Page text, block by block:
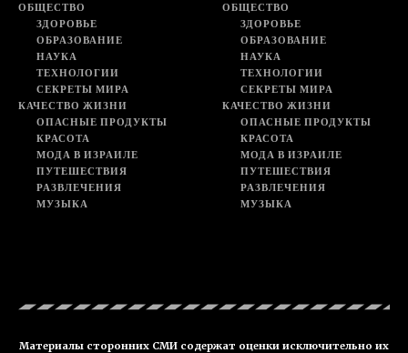
ОБЩЕСТВО
ЗДОРОВЬЕ
ОБРАЗОВАНИЕ
НАУКА
ТЕХНОЛОГИИ
СЕКРЕТЫ МИРА
КАЧЕСТВО ЖИЗНИ
ОПАСНЫЕ ПРОДУКТЫ
КРАСОТА
МОДА В ИЗРАИЛЕ
ПУТЕШЕСТВИЯ
РАЗВЛЕЧЕНИЯ
МУЗЫКА
ОБЩЕСТВО
ЗДОРОВЬЕ
ОБРАЗОВАНИЕ
НАУКА
ТЕХНОЛОГИИ
СЕКРЕТЫ МИРА
КАЧЕСТВО ЖИЗНИ
ОПАСНЫЕ ПРОДУКТЫ
КРАСОТА
МОДА В ИЗРАИЛЕ
ПУТЕШЕСТВИЯ
РАЗВЛЕЧЕНИЯ
МУЗЫКА
Материалы сторонних СМИ содержат оценки исключительно их